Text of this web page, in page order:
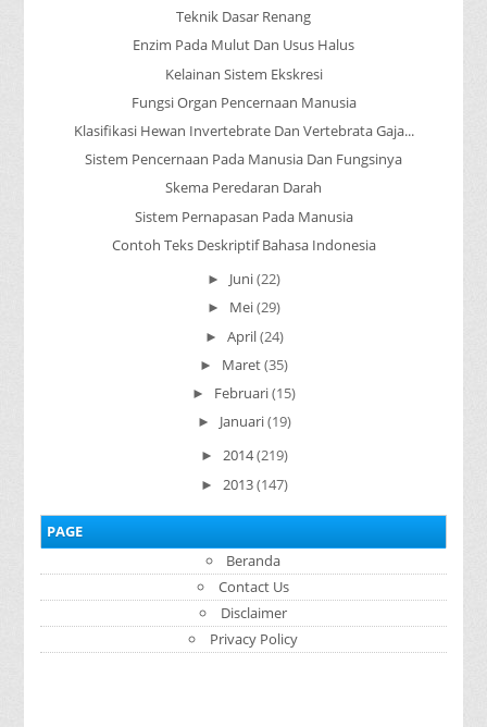
Teknik Dasar Renang
Enzim Pada Mulut Dan Usus Halus
Kelainan Sistem Ekskresi
Fungsi Organ Pencernaan Manusia
Klasifikasi Hewan Invertebrate Dan Vertebrata Gaja...
Sistem Pencernaan Pada Manusia Dan Fungsinya
Skema Peredaran Darah
Sistem Pernapasan Pada Manusia
Contoh Teks Deskriptif Bahasa Indonesia
► Juni(22)
► Mei(29)
► April(24)
► Maret(35)
► Februari(15)
► Januari(19)
► 2014(219)
► 2013(147)
PAGE
Beranda
Contact Us
Disclaimer
Privacy Policy